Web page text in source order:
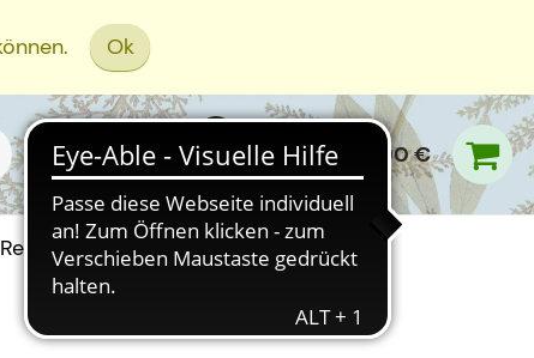
Ok
0,00 €
Rezept Einreichen